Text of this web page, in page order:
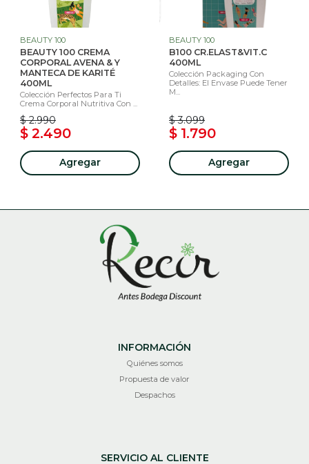
BEAUTY 100
BEAUTY 100 CREMA
CORPORAL AVENA & Y
MANTECA DE KARITÉ
400ML
Colección Perfectos Para Ti
Crema Corporal Nutritiva Con ...
$ 2.990
$ 2.490
Agregar
BEAUTY 100
B100 CR.ELAST&VIT.C
400ML
Colección Packaging Con
Detalles: El Envase Puede Tener
M...
$ 3.099
$ 1.790
Agregar
INFORMACIÓN
Quiénes somos
Propuesta de valor
Despachos
SERVICIO AL CLIENTE